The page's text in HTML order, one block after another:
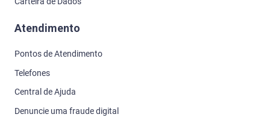
Atendimento
Pontos de Atendimento
Telefones
Central de Ajuda
Denuncie uma fraude digital